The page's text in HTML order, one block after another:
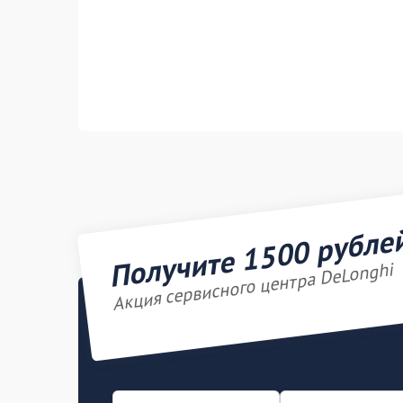
Получите 1500
Акция сервисного центра DeLonghi